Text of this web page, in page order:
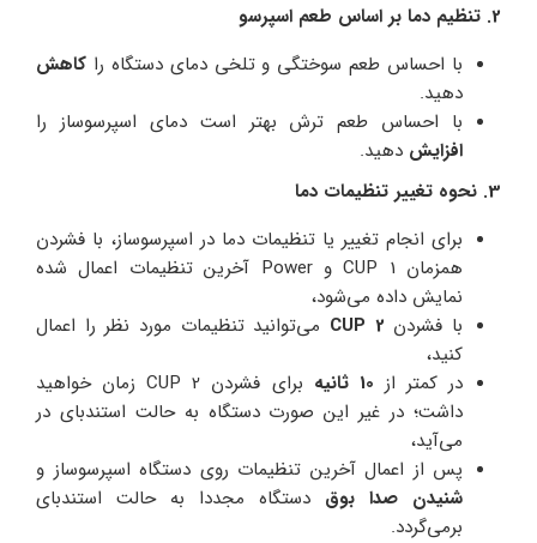
2. تنظیم دما بر اساس طعم اسپرسو
با احساس طعم سوختگی و تلخی دمای دستگاه را کاهش
دهید.
با احساس طعم ترش بهتر است دمای اسپرسوساز را
افزایش دهید.
3. نحوه تغییر تنظیمات دما
برای انجام تغییر یا تنظیمات دما در اسپرسوساز، با فشردن
همزمان CUP 1 و Power آخرین تنظیمات اعمال شده
نمایش داده می‌شود،
با فشردن CUP 2 می‌توانید تنظیمات مورد نظر را اعمال
کنید،
در کمتر از 10 ثانیه
برای فشردن CUP 2 زمان خواهید
داشت؛ در غیر این صورت دستگاه به حالت استندبای در
می‌آید،
پس از اعمال آخرین تنظیمات روی دستگاه اسپرسوساز و
شنیدن صدا بوق دستگاه مجددا به حالت استندبای
برمی‌گردد.